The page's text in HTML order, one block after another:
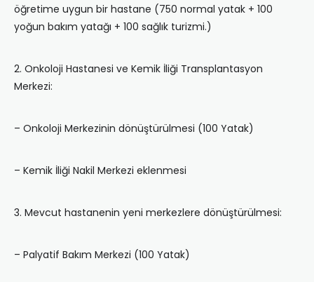
öğretime uygun bir hastane (750 normal yatak + 100
yoğun bakım yatağı + 100 sağlık turizmi.)
2. Onkoloji Hastanesi ve Kemik İliği Transplantasyon
Merkezi:
– Onkoloji Merkezinin dönüştürülmesi (100 Yatak)
– Kemik İliği Nakil Merkezi eklenmesi
3. Mevcut hastanenin yeni merkezlere dönüştürülmesi:
– Palyatif Bakım Merkezi (100 Yatak)